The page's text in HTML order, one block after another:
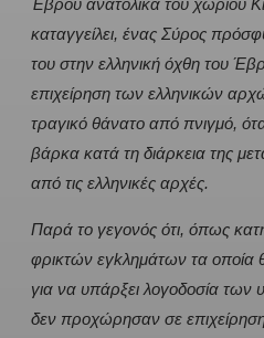
Έβρου ανατολικά του χωριού
καταγγείλει, ένας Σύρος
του στην ελληνική όχθη του
επιχείρηση των ελληνικών
τραγικό θάνατο από πνιγμό,
βάρκα κατά τη διάρκεια της
από τις ελληνικές αρχές.
Παρά το γεγονός ότι, όπως
φρικτών εγkλημάτων τα οποία
για να υπάρξει λογοδοσία των
δεν προχώρησαν σε